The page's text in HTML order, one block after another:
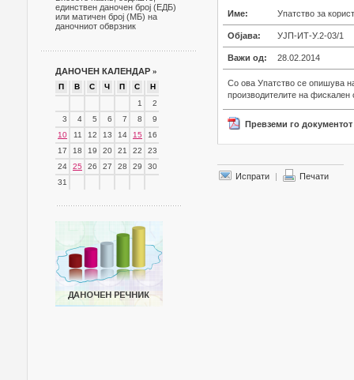
единствен даночен број (ЕДБ)
или матичен број (МБ) на
даночниот обврзник
ДАНОЧЕН КАЛЕНДАР »
П В С Ч П С
Н
1
2
3
4 5 6 7 8
9
10
11 12 13 14 15
16
17
18 19 20 21 22
23
24
25 26 27 28 29
30
31
Име: Упатство за
Објава: УЈП-ИТ-У.2-03/1
Важи од: 28.02.2014
Со ова Упатство се опишува
производителите на
Превземи го документот
Испрати | Печати